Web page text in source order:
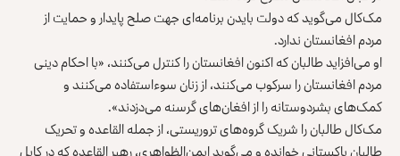
مک‌کال می‌گوید که دولت بایدن برنامه‌ای جهت صلح پایدار و حمایت از
مردم افغانستان ندارد.
او می‌افزاید طالبان که اکنون افغانستان را کنترل می‌کنند، «با احکام دینی
مردم افغانستان را سرکوب می‌کنند، از زنان سوءاستفاده می‌کنند و
کمک‌های بشردوستانه را از افغان‌های گرسنه می‌دزدند».
مک‌کال طالبان را شریک گروه‌های تروریستی، از جمله القاعده و تحریک